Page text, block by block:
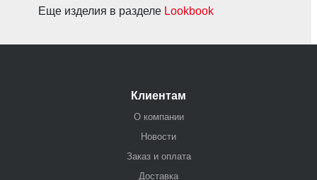
Еще изделия в разделе Lookbook
Клиентам
О компании
Новости
Заказ и оплата
Доставка